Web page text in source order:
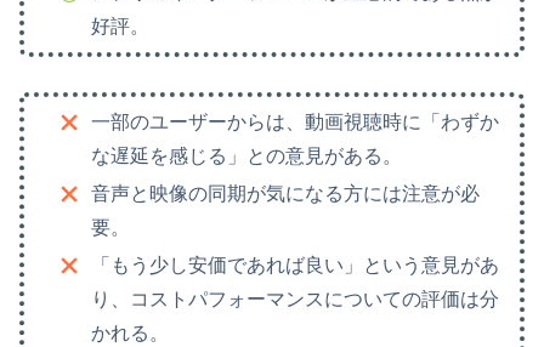
好評。
一部のユーザーからは、動画視聴時に「わずか
な遅延を感じる」との意見がある。
音声と映像の同期が気になる方には注意が必
要。
「もう少し安価であれば良い」という意見があ
り、コストパフォーマンスについての評価は分
かれる。